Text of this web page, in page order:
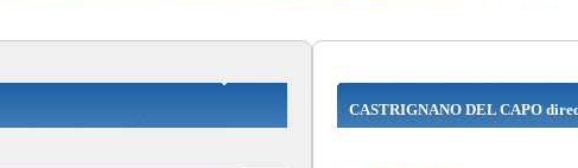
CASTRIGNANO DEL CAPO